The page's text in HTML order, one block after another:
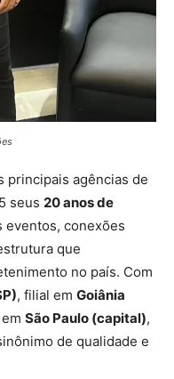
principais agências de
seus 20 anos de
eventos, conexões
que
no país. Com
, filial em Goiânia
São Paulo (capital),
de qualidade e